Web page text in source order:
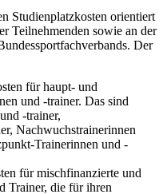
Studienplatzkosten orientiert
Teilnehmenden sowie an der
Der
für haupt- und
und -trainer. Das sind
-trainer,
Nachwuchstrainerinnen
Trainerinnen und -
für mischfinanzierte und
Trainer, die für ihren